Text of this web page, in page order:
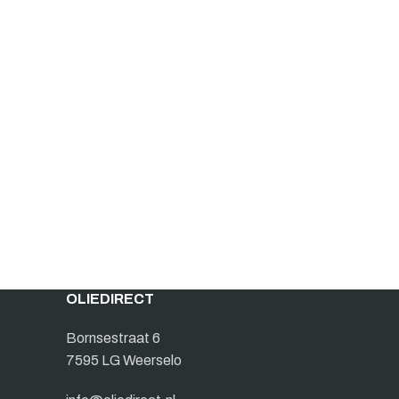
OLIEDIRECT
Bornsestraat 6
7595 LG Weerselo